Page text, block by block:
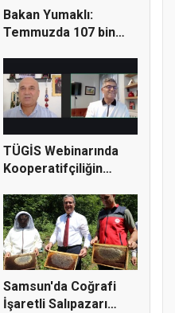
Bakan Yumaklı:
Temmuzda 107 bin
TÜGİS Webinarında
Kooperatifçiliğin
Samsun'da Coğrafi
İşaretli Salıpazarı